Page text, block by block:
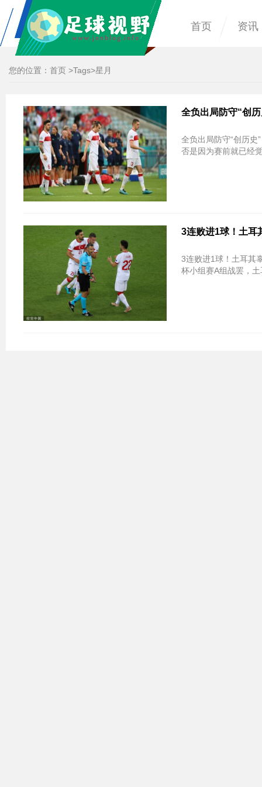
首页 资讯
您的位置： 首页 >Tags>星月
全负出局防守“创
全负出局防守“创历史
否是因为赛前就已经
3连败进1球！土耳
3连败进1球！土耳其
杯小组赛A组战罢，